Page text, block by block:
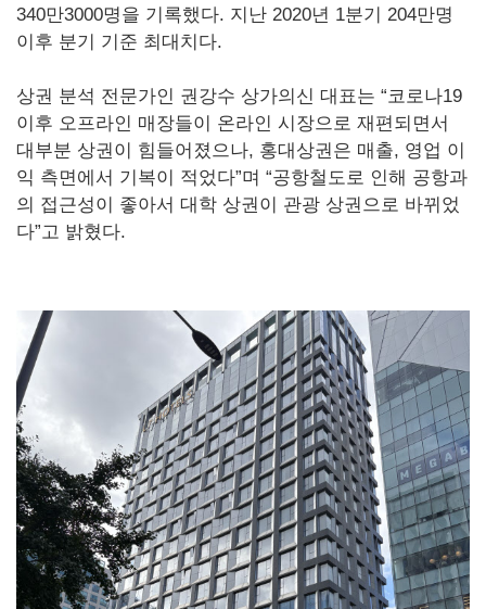
340만3000명을 기록했다. 지난 2020년 1분기 204만명
이후 분기 기준 최대치다.
상권 분석 전문가인 권강수 상가의신 대표는 “코로나19
이후 오프라인 매장들이 온라인 시장으로 재편되면서
대부분 상권이 힘들어졌으나, 홍대상권은 매출, 영업 이
익 측면에서 기복이 적었다”며 “공항철도로 인해 공항과
의 접근성이 좋아서 대학 상권이 관광 상권으로 바뀌었
다”고 밝혔다.